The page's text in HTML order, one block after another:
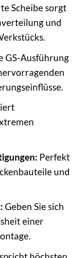
Scheibe sorgt
und
GS-Ausführung
Perfekt
und
Geben Sie sich
einer